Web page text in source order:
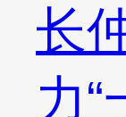
长
力“